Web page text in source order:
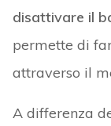
disattivare il
permette di
attraverso il
A differenza